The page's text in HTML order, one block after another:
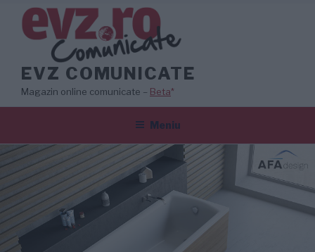
conținut
EVZ COMUNICATE
Magazin online comunicate – Beta*
Meniu